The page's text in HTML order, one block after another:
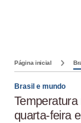
Página inicial
Brasil e mundo
Temperatura
quarta-feira